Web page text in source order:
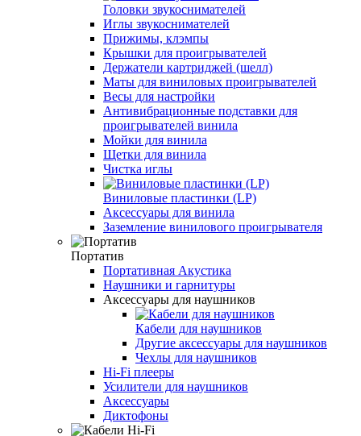
Головки звукоснимателей
Иглы звукоснимателей
Прижимы, клэмпы
Крышки для проигрывателей
Держатели картриджей (шелл)
Маты для виниловых проигрывателей
Весы для настройки
Антивибрационные подставки для
проигрывателей винила
Мойки для винила
Щетки для винила
Чистка иглы
Виниловые пластинки (LP)
Аксессуары для винила
Заземление винилового проигрывателя
Портатив
Портативная Акустика
Наушники и гарнитуры
Аксессуары для наушников
Кабели для наушников
Другие аксессуары для наушников
Чехлы для наушников
Hi-Fi плееры
Усилители для наушников
Аксессуары
Диктофоны